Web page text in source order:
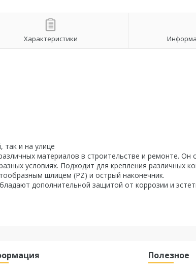
Характеристики
так и на улице
материалов в строительстве и ремонте. Он
условиях. Подходит для крепления различных
шлицем (PZ) и острый наконечник.
дополнительной защитой от коррозии и
Полезное